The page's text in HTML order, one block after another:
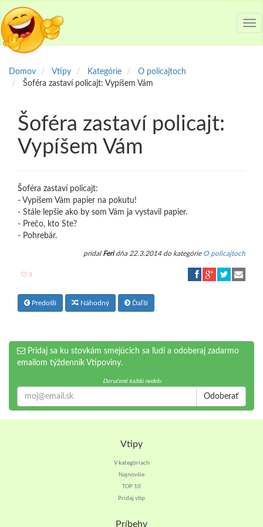
Domov Vtipy Kategórie
O policajtoch
Šoféra zastaví policajt: Vypíšem Vám
Šoféra zastaví policajt:
Vypíšem Vám
Šoféra zastaví policajt:
- Vypíšem Vám papier na pokutu!
- Stále lepšie ako by som Vám ja vystavil papier.
- Prečo, kto Ste?
- Pohrebár.
pridal Feridňa 22.3.2014 do kategórie O policajtoch
3
Predošlí Náhodný Ďaľší
Pridaj sa ku stovkám smejúcich sa ľudí a odoberaj zadarmo
emailom týždenník Vtipoviny.
Doručené každú nedeľu
Odoberať
Vtipy
V kategóriach
Najnovšie
TOP 10
Pridaj vtip
Príbehy